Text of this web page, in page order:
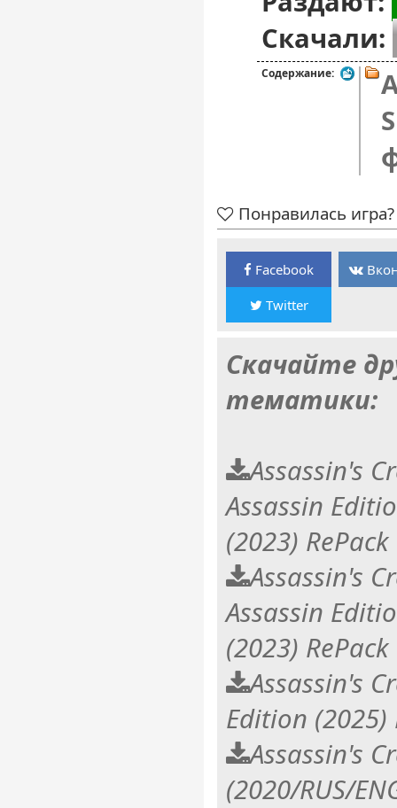
Скачали:
Содержание:
Понравилась
Facebook
Twitter
Скачайте
тематики:
Assassin's
Assassin
(2023) RePack
Assassin's
Assassin
(2023) RePack
Assassin's
Edition
Assassin's
(2020/RUS/